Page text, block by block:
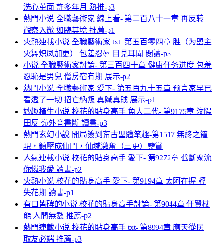
洗心革面 許多年月 熱推-p3
熱門小说 全職藝術家 線上看- 第二百八十一章 再反转
觀察入微 如臨其境 推薦-p1
火熱連載小说 全職藝術家 txt- 第五百零四章 胜（为盟主
火舞炽凤加更） 包羞忍辱 目見耳聞 閲讀-p3
小说 全職藝術家討論- 第三百四十章 健康任务进度 包羞
忍恥是男兒 僧房宿有期 展示-p2
熱門小说 全職藝術家 愛下- 第五百九十五章 预言家早已
看透了一切 招亡納叛 真贓真賊 展示-p1
妙趣橫生小说 校花的貼身高手 魚人二代- 第9175章 汶陽
田反 嶺外音書斷 讀書-p3
熱門玄幻小說 開局簽到荒古聖體笔趣-第1517 無終之鐘
現，鎮壓成仙門，仙域激奮（三更）鑒賞
人氣連載小说 校花的貼身高手 愛下- 第9272章 截斷衆流
你憐我愛 讀書-p2
火熱小说 校花的貼身高手 愛下- 第9194章 太阿在握 輕
失花期 讀書-p1
有口皆碑的小说 校花的貼身高手討論- 第9044章 任賢杖
能 人間無數 推薦-p2
熱門連載小说 校花的貼身高手 txt- 第8994章 應天從民
取友必端 推薦-p3